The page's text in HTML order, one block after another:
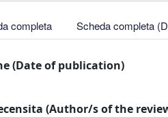
completa Scheda completa
(Date of publication)
(Author/s of the